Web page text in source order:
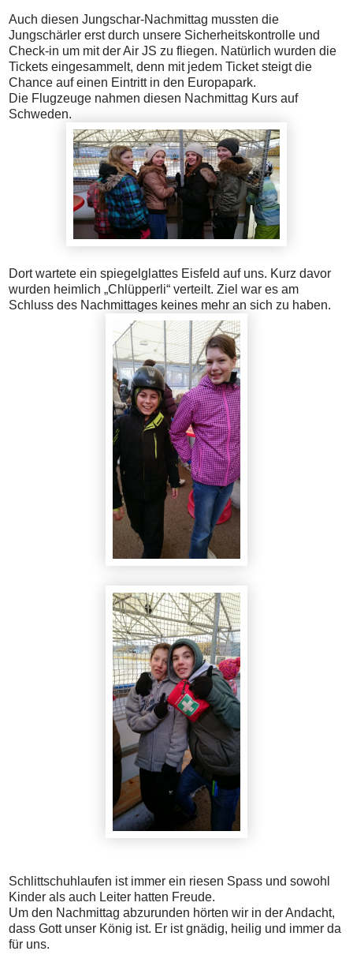
Auch diesen Jungschar-Nachmittag mussten die
Jungschärler erst durch unsere Sicherheitskontrolle und
Check-in um mit der Air JS zu fliegen. Natürlich wurden die
Tickets eingesammelt, denn mit jedem Ticket steigt die
Chance auf einen Eintritt in den Europapark.
Die Flugzeuge nahmen diesen Nachmittag Kurs auf
Schweden.
Dort wartete ein spiegelglattes Eisfeld auf uns. Kurz davor
wurden heimlich „Chlüpperli“ verteilt. Ziel war es am
Schluss des Nachmittages keines mehr an sich zu haben.
Schlittschuhlaufen ist immer ein riesen Spass und sowohl
Kinder als auch Leiter hatten Freude.
Um den Nachmittag abzurunden hörten wir in der Andacht,
dass Gott unser König ist. Er ist gnädig, heilig und immer da
für uns.